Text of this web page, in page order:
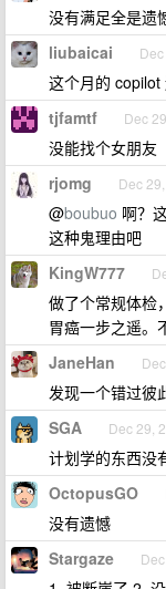
没有满足全是遗
liubaicai
这个月的
tjfamtf Dec
没能找个女朋友
rjomg Dec
@boubuo 啊？
这种鬼理由吧
KingW777
做了个常规体检
胃癌一步之遥。
JaneHan
发现一个错过彼
SGA Dec 29,
计划学的东西没
OctopusGO
没有遗憾
Stargaze